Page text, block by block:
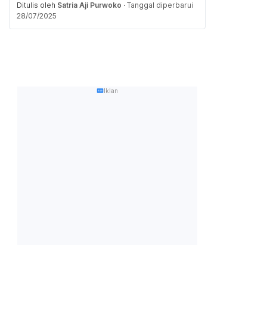
Ditulis oleh Satria Aji Purwoko · Tanggal diperbarui
28/07/2025
Iklan